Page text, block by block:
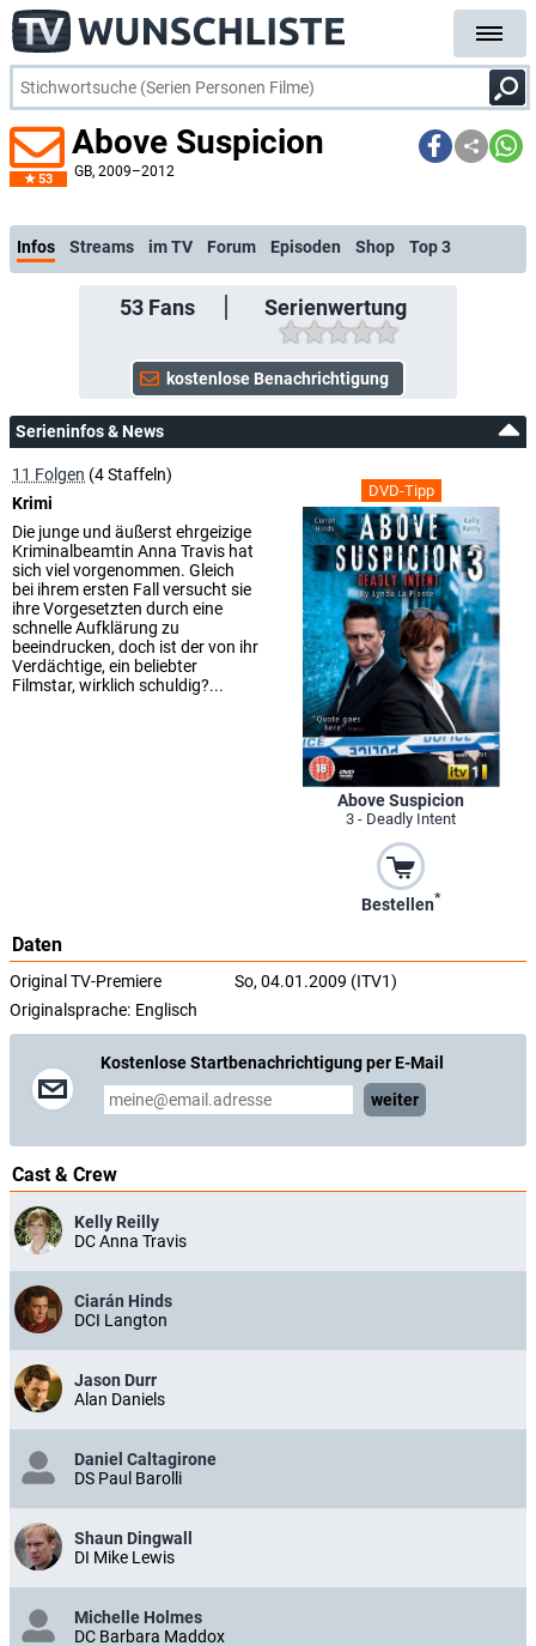
53
Above Suspicion
GB, 2009–2012
kostenlose E-Mail-Benachrichtigung
Infos Streams im TV Forum Episoden Shop Top 3
53Fans Serienwertung
Serieninfos & News
DVD-Tipp
Above Suspicion
3 - Deadly Intent
Bestellen*
11 Folgen (4 Staffeln)
Krimi
Die junge und äußerst ehrgeizige
Kriminalbeamtin Anna Travis hat
sich viel vorgenommen. Gleich
bei ihrem ersten Fall versucht sie
ihre Vorgesetzten durch eine
schnelle Aufklärung zu
beeindrucken, doch ist der von ihr
Verdächtige, ein beliebter
Filmstar, wirklich schuldig?...
Daten
Original TV-Premiere
So, 04.01.2009 (ITV1)
Originalsprache: Englisch
Kostenlose Startbenachrichtigung per E-Mail
weiter
Cast & Crew
Kelly Reilly
DC Anna Travis
Ciarán Hinds
DCI Langton
Jason Durr
Alan Daniels
Daniel Caltagirone
DS Paul Barolli
Shaun Dingwall
DI Mike Lewis
Michelle Holmes
DC Barbara Maddox